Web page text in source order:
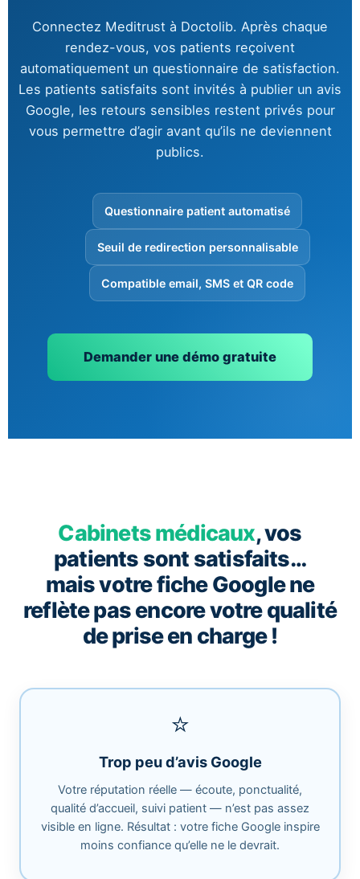
Connectez Meditrust à Doctolib. Après chaque
rendez-vous, vos patients reçoivent
automatiquement un questionnaire de satisfaction.
Les patients satisfaits sont invités à publier un avis
Google, les retours sensibles restent privés pour
vous permettre d’agir avant qu’ils ne deviennent
publics.
Questionnaire patient automatisé
Seuil de redirection personnalisable
Compatible email, SMS et QR code
Demander une démo gratuite
Cabinets médicaux, vos
patients sont satisfaits…
mais votre fiche Google ne
reflète pas encore votre qualité
de prise en charge !
⭐
Trop peu d’avis Google
Votre réputation réelle — écoute, ponctualité,
qualité d’accueil, suivi patient — n’est pas assez
visible en ligne. Résultat : votre fiche Google inspire
moins confiance qu’elle ne le devrait.